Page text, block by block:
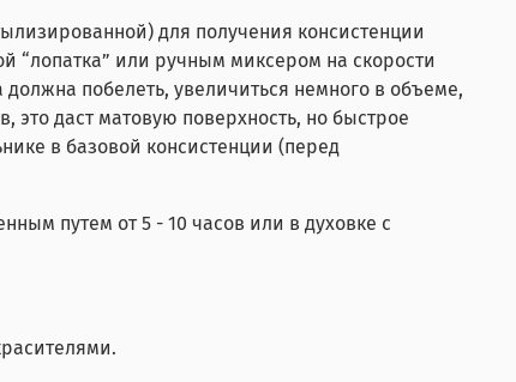
для получения консистенции
“лопатка” или ручным миксером на скорости
побелеть, увеличиться немного в объеме,
это даст матовую поверхность, но быстрое
в базовой консистенции (перед
путем от 5 - 10 часов или в духовке с